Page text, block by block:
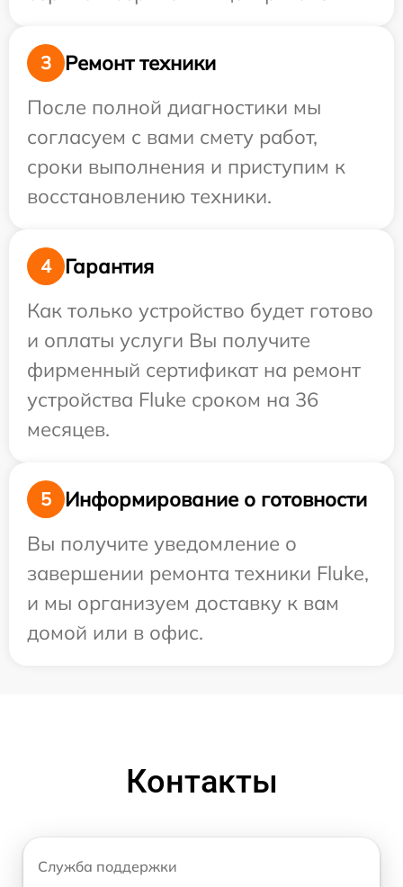
3
Ремонт техники
После полной диагностики мы
согласуем с вами смету работ,
сроки выполнения и приступим к
восстановлению техники.
4
Гарантия
Как только устройство будет готово
и оплаты услуги Вы получите
фирменный сертификат на ремонт
устройства Fluke сроком на 36
месяцев.
5
Информирование о готовности
Вы получите уведомление о
завершении ремонта техники Fluke,
и мы организуем доставку к вам
домой или в офис.
Контакты
Служба поддержки